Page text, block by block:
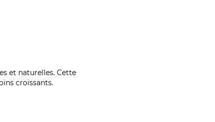
et naturelles. Cette
croissants.